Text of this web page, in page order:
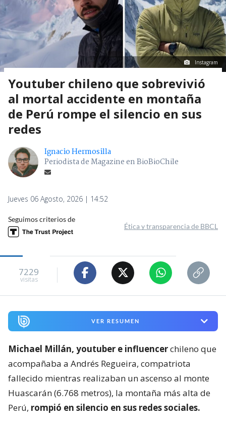
Instagram
Youtuber chileno que sobrevivió
al mortal accidente en montaña
de Perú rompe el silencio en sus
redes
Ignacio Hermosilla
Periodista de Magazine en BioBioChile
Jueves 06 Agosto, 2026 | 14:52
Seguimos criterios de
Ética y transparencia de BBCL
7229
visitas
VER RESUMEN
Michael Millán, youtuber e influencerchileno que
acompañaba a Andrés Regueira, compatriota
fallecido mientras realizaban un ascenso al monte
Huascarán (6.768 metros), la montaña más alta de
Perú, rompió en silencio en sus redes sociales.